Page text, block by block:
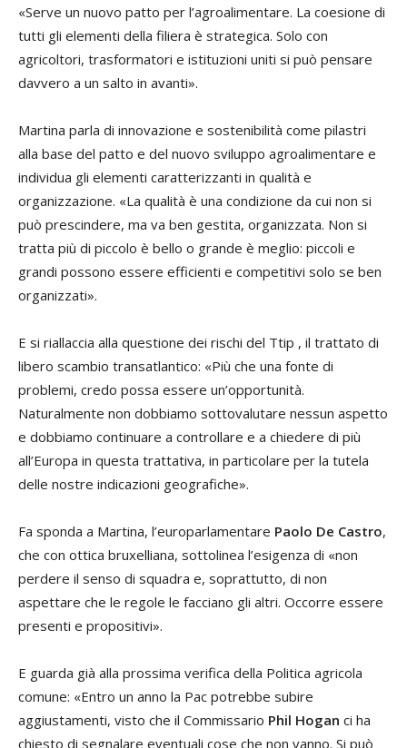
«Serve un nuovo patto per l’agroalimentare. La coesione di
tutti gli elementi della filiera è strategica. Solo con
agricoltori, trasformatori e istituzioni uniti si può pensare
davvero a un salto in avanti».
Martina parla di innovazione e sostenibilità come pilastri
alla base del patto e del nuovo sviluppo agroalimentare e
individua gli elementi caratterizzanti in qualità e
organizzazione. «La qualità è una condizione da cui non si
può prescindere, ma va ben gestita, organizzata. Non si
tratta più di piccolo è bello o grande è meglio: piccoli e
grandi possono essere efficienti e competitivi solo se ben
organizzati».
E si riallaccia alla questione dei rischi del Ttip , il trattato di
libero scambio transatlantico: «Più che una fonte di
problemi, credo possa essere un’opportunità.
Naturalmente non dobbiamo sottovalutare nessun aspetto
e dobbiamo continuare a controllare e a chiedere di più
all’Europa in questa trattativa, in particolare per la tutela
delle nostre indicazioni geografiche».
Fa sponda a Martina, l’europarlamentare Paolo De Castro,
che con ottica bruxelliana, sottolinea l’esigenza di «non
perdere il senso di squadra e, soprattutto, di non
aspettare che le regole le facciano gli altri. Occorre essere
presenti e propositivi».
E guarda già alla prossima verifica della Politica agricola
comune: «Entro un anno la Pac potrebbe subire
aggiustamenti, visto che il Commissario Phil Hogan ci ha
chiesto di segnalare eventuali cose che non vanno. Si può